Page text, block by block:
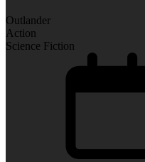
Outlander
Action
Science Fiction